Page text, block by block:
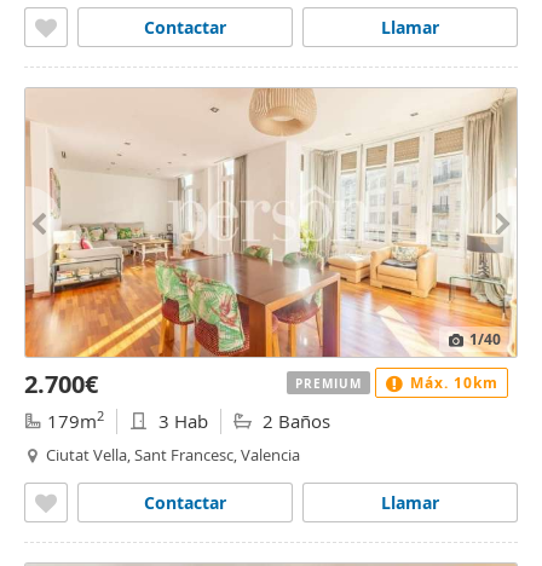
Llamar
Contactar
1/40
2.700€
179m2 3 Hab 2 Baños
Ciutat Vella, Sant Francesc, Valencia
Llamar
Contactar
PREMIUM Máx. 10km